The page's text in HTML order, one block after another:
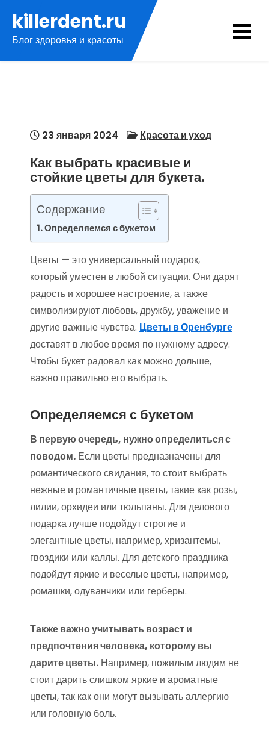
содержимому
killerdent.ru
Блог здоровья и красоты
23 января 2024 Красота и уход
Как выбрать красивые и
стойкие цветы для букета.
Содержание
Определяемся с букетом
Цветы — это универсальный подарок,
который уместен в любой ситуации. Они дарят
радость и хорошее настроение, а также
символизируют любовь, дружбу, уважение и
другие важные чувства. Цветы в Оренбурге
доставят в любое время по нужному адресу.
Чтобы букет радовал как можно дольше,
важно правильно его выбрать.
Определяемся с букетом
В первую очередь, нужно определиться с
поводом. Если цветы предназначены для
романтического свидания, то стоит выбрать
нежные и романтичные цветы, такие как розы,
лилии, орхидеи или тюльпаны. Для делового
подарка лучше подойдут строгие и
элегантные цветы, например, хризантемы,
гвоздики или каллы. Для детского праздника
подойдут яркие и веселые цветы, например,
ромашки, одуванчики или герберы.
Также важно учитывать возраст и
предпочтения человека, которому вы
дарите цветы. Например, пожилым людям не
стоит дарить слишком яркие и ароматные
цветы, так как они могут вызывать аллергию
или головную боль.